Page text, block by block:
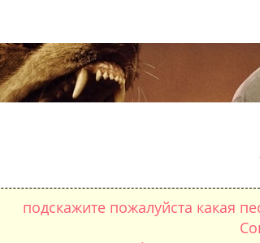
подскажите пожалуйста какая